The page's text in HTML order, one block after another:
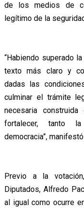
de los medios de
legítimo de la
“Habiendo superado
texto más claro y
dadas las
culminar el trámite
necesaria
fortalecer, tanto la
democracia”,
Previo a la
Diputados, Alfredo
al igual como ocurre